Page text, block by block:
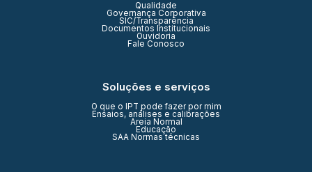
Qualidade
Governança Corporativa
SIC/Transparência
Documentos Institucionais
Ouvidoria
Fale Conosco
Soluções e serviços
O que o IPT pode fazer por mim
Ensaios, análises e calibrações
Areia Normal
Educação
SAA Normas técnicas